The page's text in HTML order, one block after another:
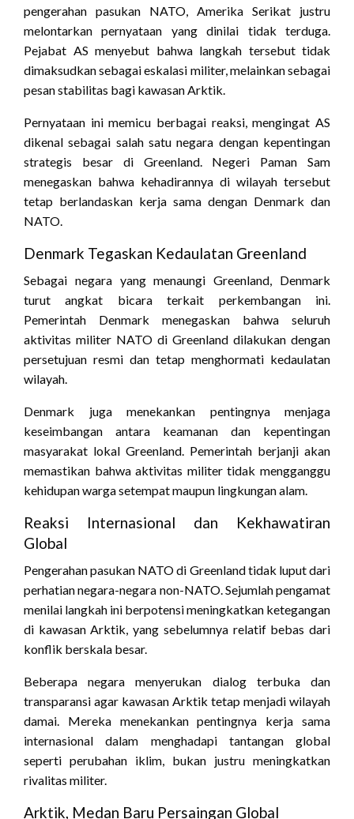
pengerahan pasukan NATO, Amerika Serikat justru
melontarkan pernyataan yang dinilai tidak terduga.
Pejabat AS menyebut bahwa langkah tersebut tidak
dimaksudkan sebagai eskalasi militer, melainkan sebagai
pesan stabilitas bagi kawasan Arktik.
Pernyataan ini memicu berbagai reaksi, mengingat AS
dikenal sebagai salah satu negara dengan kepentingan
strategis besar di Greenland. Negeri Paman Sam
menegaskan bahwa kehadirannya di wilayah tersebut
tetap berlandaskan kerja sama dengan Denmark dan
NATO.
Denmark Tegaskan Kedaulatan Greenland
Sebagai negara yang menaungi Greenland, Denmark
turut angkat bicara terkait perkembangan ini.
Pemerintah Denmark menegaskan bahwa seluruh
aktivitas militer NATO di Greenland dilakukan dengan
persetujuan resmi dan tetap menghormati kedaulatan
wilayah.
Denmark juga menekankan pentingnya menjaga
keseimbangan antara keamanan dan kepentingan
masyarakat lokal Greenland. Pemerintah berjanji akan
memastikan bahwa aktivitas militer tidak mengganggu
kehidupan warga setempat maupun lingkungan alam.
Reaksi Internasional dan Kekhawatiran
Global
Pengerahan pasukan NATO di Greenland tidak luput dari
perhatian negara-negara non-NATO. Sejumlah pengamat
menilai langkah ini berpotensi meningkatkan ketegangan
di kawasan Arktik, yang sebelumnya relatif bebas dari
konflik berskala besar.
Beberapa negara menyerukan dialog terbuka dan
transparansi agar kawasan Arktik tetap menjadi wilayah
damai. Mereka menekankan pentingnya kerja sama
internasional dalam menghadapi tantangan global
seperti perubahan iklim, bukan justru meningkatkan
rivalitas militer.
Arktik, Medan Baru Persaingan Global